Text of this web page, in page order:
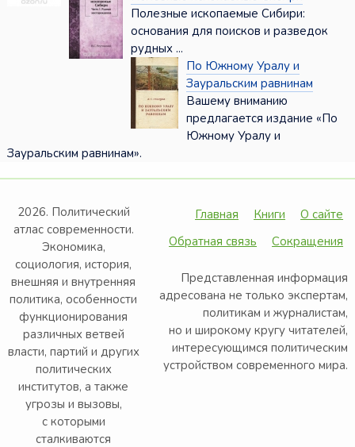
Полезные ископаемые Сибири:
основания для поисков и разведок
рудных ...
По Южному Уралу и
Зауральским равнинам
Вашему вниманию
предлагается издание «По
Южному Уралу и
Зауральским равнинам».
2026. Политический
атлас современности.
Экономика,
социология, история,
внешняя и внутренняя
политика, особенности
функционирования
различных ветвей
власти, партий и других
политических
институтов, а также
угрозы и вызовы,
с которыми
сталкиваются
Главная Книги
О сайте
Обратная связь
Сокращения
Представленная информация
адресована не только экспертам,
политикам и журналистам,
но и широкому кругу читателей,
интересующимся политическим
устройством современного мира.